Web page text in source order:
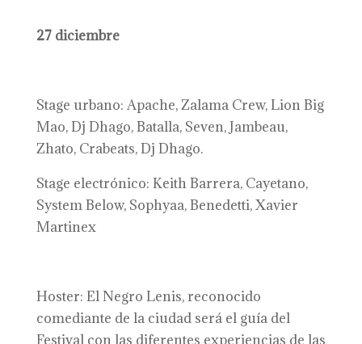
27 diciembre
Stage urbano: Apache, Zalama Crew, Lion Big
Mao, Dj Dhago, Batalla, Seven, Jambeau,
Zhato, Crabeats, Dj Dhago.
Stage electrónico: Keith Barrera, Cayetano,
System Below, Sophyaa, Benedetti, Xavier
Martinex
Hoster: El Negro Lenis, reconocido
comediante de la ciudad será el guía del
Festival con las diferentes experiencias de las